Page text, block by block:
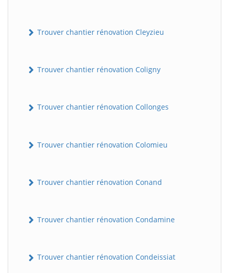
Trouver chantier rénovation Cleyzieu
Trouver chantier rénovation Coligny
Trouver chantier rénovation Collonges
Trouver chantier rénovation Colomieu
Trouver chantier rénovation Conand
Trouver chantier rénovation Condamine
Trouver chantier rénovation Condeissiat